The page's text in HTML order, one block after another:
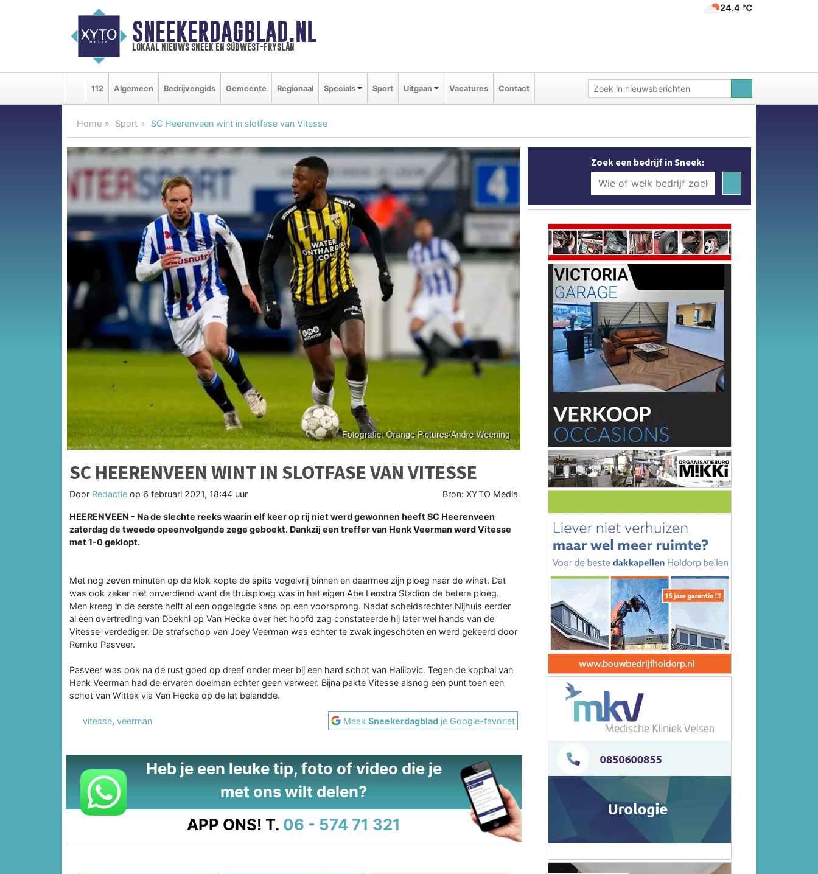
SNEEKERDAGBLAD.NL
lokaal nieuws sneek en súdwest-fryslân
24.4 ℃
112 Algemeen Bedrijvengids Gemeente Regionaal Specials Sport Uitgaan Vacatures Contact
Home Sport SC Heerenveen wint in slotfase van Vitesse
SC HEERENVEEN WINT IN SLOTFASE VAN VITESSE
Door Redactie op 6 februari 2021, 18:44 uur Bron: XYTO Media
HEERENVEEN - Na de slechte reeks waarin elf keer op rij niet werd gewonnen heeft SC Heerenveen
zaterdag de tweede opeenvolgende zege geboekt. Dankzij een treffer van Henk Veerman werd Vitesse
met 1-0 geklopt.
Met nog zeven minuten op de klok kopte de spits vogelvrij binnen en daarmee zijn ploeg naar de winst. Dat
was ook zeker niet onverdiend want de thuisploeg was in het eigen Abe Lenstra Stadion de betere ploeg.
Men kreeg in de eerste helft al een opgelegde kans op een voorsprong. Nadat scheidsrechter Nijhuis eerder
al een overtreding van Doekhi op Van Hecke over het hoofd zag constateerde hij later wel hands van de
Vitesse-verdediger. De strafschop van Joey Veerman was echter te zwak ingeschoten en werd gekeerd door
Remko Pasveer.
Pasveer was ook na de rust goed op dreef onder meer bij een hard schot van Halilovic. Tegen de kopbal van
Henk Veerman had de ervaren doelman echter geen verweer. Bijna pakte Vitesse alsnog een punt toen een
schot van Wittek via Van Hecke op de lat belandde.
vitesse, veerman MaakSneekerdagblad je Google-favoriet
Heb je een leuke tip, foto of video die je
met ons wilt delen?
APP ONS! T. 06 - 574 71 321
Zoek een bedrijf in Sneek: